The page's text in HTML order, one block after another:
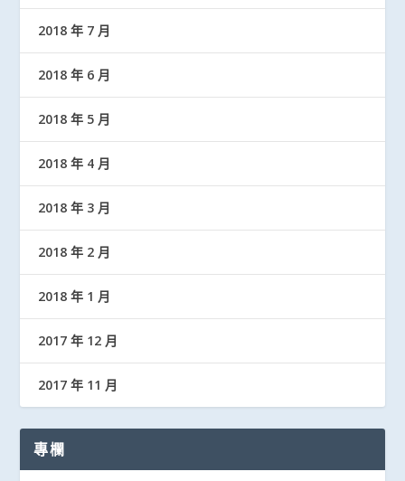
2018 年 7 月
2018 年 6 月
2018 年 5 月
2018 年 4 月
2018 年 3 月
2018 年 2 月
2018 年 1 月
2017 年 12 月
2017 年 11 月
專欄